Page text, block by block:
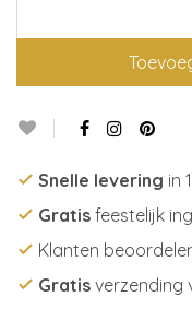
Snelle levering in
Gratis feestelijk
Klanten
Gratis verzending